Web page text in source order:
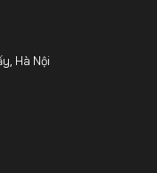
Hà Nội